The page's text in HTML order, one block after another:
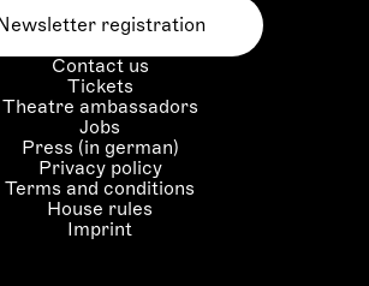
Contact us
Tickets
Theatre ambassadors
Jobs
Press (in german)
Privacy policy
Terms and conditions
House rules
Imprint
registration